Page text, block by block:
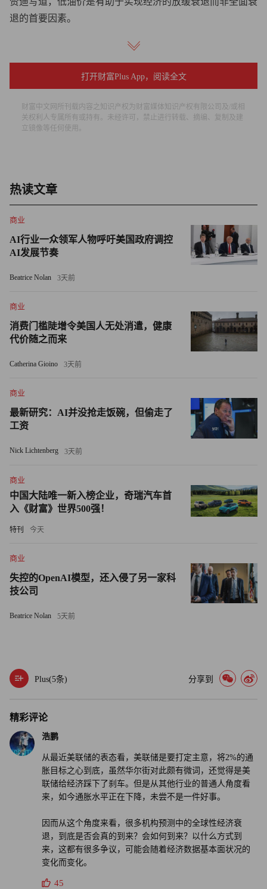
退的首要因素。
在2022年2月俄罗斯入侵乌克兰后，石油价格飙升至每桶120
美元的十年高点，导致美国能源价格上涨，全国汽油价格涨
而此后，一定程度上得益于美国战略石油储备（U.S.
Strategic Petroleum Reserve）的释放，油价大幅企稳。
态势，主要取决于中国的能源需求和俄罗斯减少供给的可能
性，但他指出，到目前为止，全球石油市场对市场干扰做出
了“令人钦佩的调整”，预计今年将继续保持。
赞迪写道，随着供应链瓶颈缓解和中国重新向世界开放，今
可能需要一段时间才可以“恢复全速”增长，但赞迪预测，一
旦中国这一波新冠感染结束，全球供应链预计将在今年夏天
重新恢复。
更多的迹象表明通胀已过峰值。
最后，赞迪以美国消费者、银行和企业的财务健康状况作为
指标，判断美国经济更可能出现放缓衰退而非真正的衰退。
现象，例如过度扩张的信贷额度或过度建设的房地产，但在
当前的经济中鲜少看到上述信号，从而为经济在增长放缓时
增加了软着陆的机会。
况，他称之为保护美国经济免于严重衰退的“防火墙”。美国
的消费支出最近有略微放缓的迹象，但尽管人们对通货膨胀
上升和经济衰退的担忧加剧，消费支出却仍然保持强劲。
“购物者是保护经济不陷入衰退的防火墙。虽然防火墙肯定
衰退的现实风险仍然存在
虽然赞迪倾向于放缓衰退是最有可能的结果，但他承认，一
些“严重威胁”导致经济衰退成为非常现实的风险，2023年美
联储需要谨慎行事，确保美国不出现不必要的长期严重经济
他说：“最糟糕的情况是，美联储为实现其通胀目标，在制
赞迪警告道，美联储在为降低通胀做出努力时，不应将基金
利率提高到超过5%，以免引发“不必要的”衰退。2022年12
打开财富Plus App，阅读全文
财富中文网所刊载内容之知识产权为财富媒体知识产权有限公司及/或相
关权利人专属所有或持有。未经许可，禁止进行转载、摘编、复制及建
立镜像等任何使用。
热读文章
商业
AI行业一众领军人物呼吁美国政府调控
AI发展节奏
Beatrice Nolan 3天前
商业
消费门槛陡增令美国人无处消遣，健康
代价随之而来
Catherina Gioino 3天前
商业
最新研究：AI并没抢走饭碗，但偷走了
工资
Nick Lichtenberg 3天前
商业
中国大陆唯一新入榜企业，奇瑞汽车首
入《财富》世界500强！
特刊 今天
商业
失控的OpenAI模型，还入侵了另一家科
技公司
Beatrice Nolan 5天前
Plus(5条) 分享到
精彩评论
浩鹏
从最近美联储的表态看，美联储是要打定主意，将2%的通
胀目标之心到底，虽然华尔街对此颇有微词，还觉得是美
联储给经济踩下了刹车。但是从其他行业的普通人角度看
来，如今通胀水平正在下降，未尝不是一件好事。
因而从这个角度来看，很多机构预测中的全球性经济衰
退，到底是否会真的到来？会如何到来？以什么方式到
来，这都有很多争议，可能会随着经济数据基本面状况的
变化而变化。
45